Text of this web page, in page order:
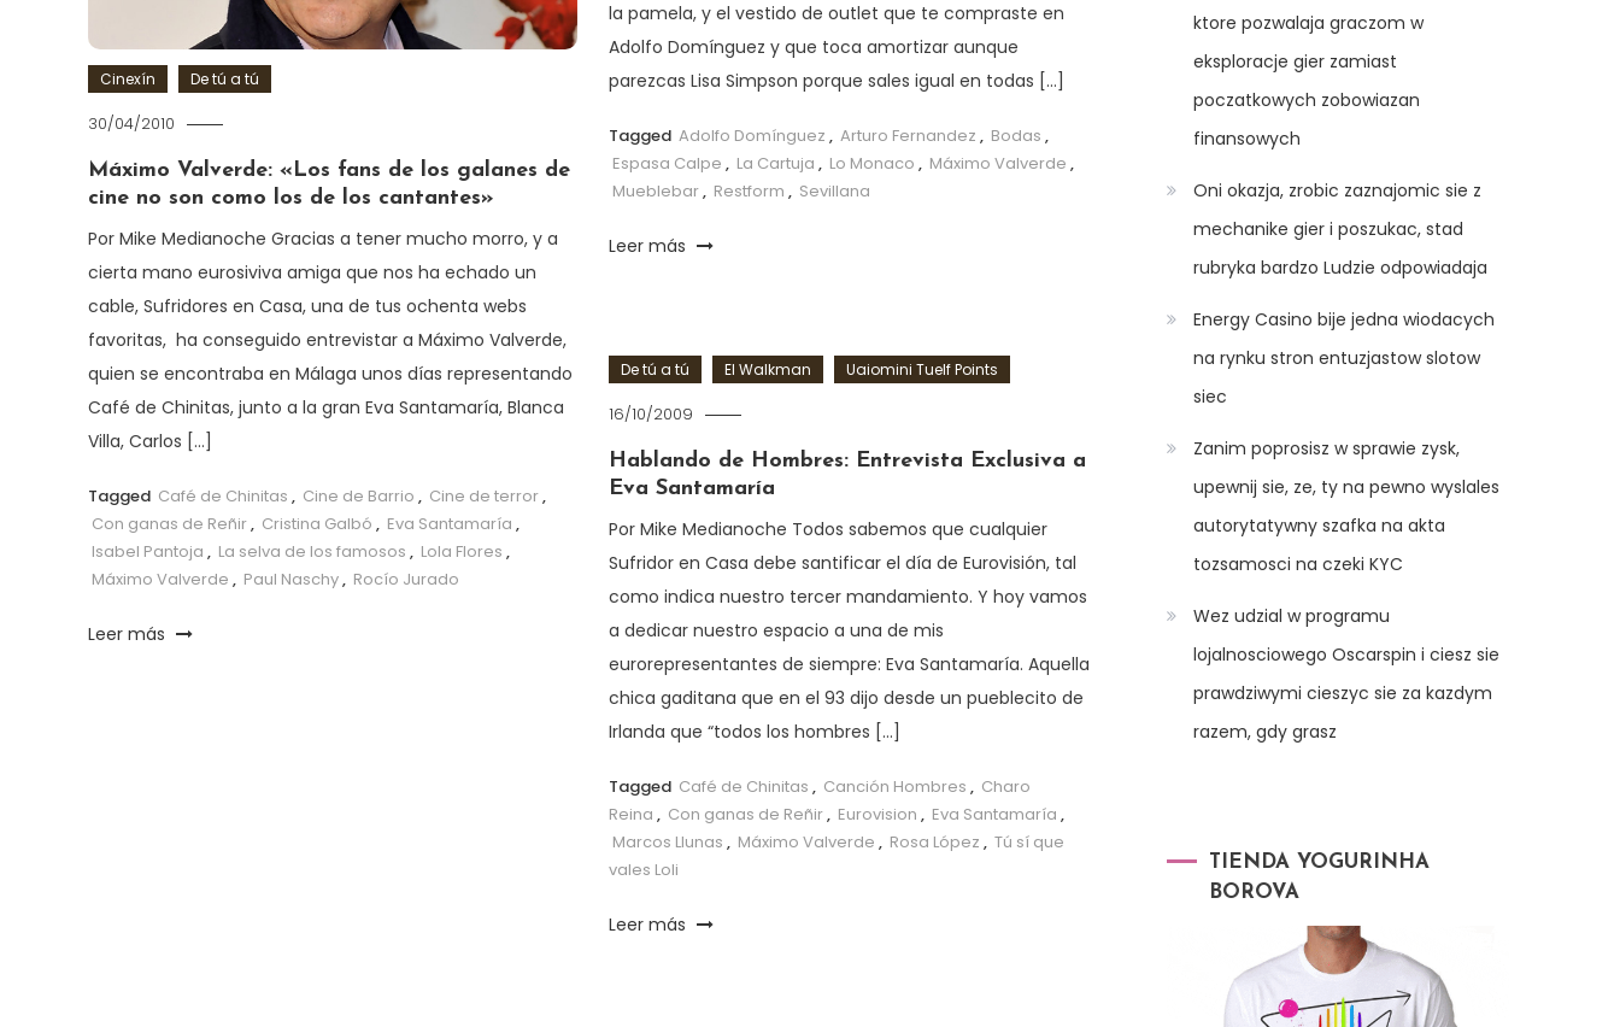
la pamela, y el vestido de outlet que te compraste en
Adolfo Domínguez y que toca amortizar aunque
parezcas Lisa Simpson porque sales igual en todas […]
Tagged Adolfo Domínguez , Arturo Fernandez , Bodas ,
Espasa Calpe , La Cartuja , Lo Monaco , Máximo Valverde ,
Mueblebar, Restform , Sevillana
Leer más
Cinexín De tú a tú
30/04/2010
Máximo Valverde: «Los fans de los galanes de
cine no son como los de los cantantes»
Por Mike Medianoche Gracias a tener mucho morro, y a
cierta mano eurosiviva amiga que nos ha echado un
cable, Sufridores en Casa, una de tus ochenta webs
favoritas, ha conseguido entrevistar a Máximo Valverde,
quien se encontraba en Málaga unos días representando
Café de Chinitas, junto a la gran Eva Santamaría, Blanca
Villa, Carlos […]
Tagged Café de Chinitas , Cine de Barrio , Cine de terror,
Con ganas de Reñir, Cristina Galbó , Eva Santamaría ,
Isabel Pantoja , La selva de los famosos , Lola Flores ,
Máximo Valverde , Paul Naschy, Rocío Jurado
Leer más
De tú a tú El Walkman Uaiomini Tuelf Points
16/10/2009
Hablando de Hombres: Entrevista Exclusiva a
Eva Santamaría
Por Mike Medianoche Todos sabemos que cualquier
Sufridor en Casa debe santificar el día de Eurovisión, tal
como indica nuestro tercer mandamiento. Y hoy vamos
a dedicar nuestro espacio a una de mis
eurorepresentantes de siempre: Eva Santamaría. Aquella
chica gaditana que en el 93 dijo desde un pueblecito de
Irlanda que “todos los hombres […]
Tagged Café de Chinitas , Canción Hombres , Charo
Reina , Con ganas de Reñir, Eurovision , Eva Santamaría ,
Marcos Llunas , Máximo Valverde , Rosa López , Tú sí que
vales Loli
Leer más
ktore pozwalaja graczom w
eksploracje gier zamiast
poczatkowych zobowiazan
finansowych
Oni okazja, zrobic zaznajomic sie z
mechanike gier i poszukac, stad
rubryka bardzo Ludzie odpowiadaja
Energy Casino bije jedna wiodacych
na rynku stron entuzjastow slotow
siec
Zanim poprosisz w sprawie zysk,
upewnij sie, ze, ty na pewno wyslales
autorytatywny szafka na akta
tozsamosci na czeki KYC
Wez udzial w programu
lojalnosciowego Oscarspin i ciesz sie
prawdziwymi cieszyc sie za kazdym
razem, gdy grasz
TIENDA YOGURINHA
BOROVA